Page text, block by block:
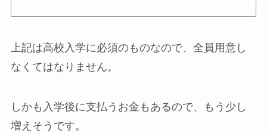
上記は高校入学に必須のものなので、全員用意し
なくてはなりません。
しかも入学後に支払うお金もあるので、もう少し
増えそうです。